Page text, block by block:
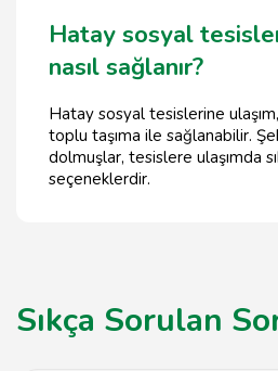
Hatay sosyal
nasıl sağlanır?
Hatay sosyal tesislerine
toplu taşıma ile sağlanabilir.
dolmuşlar, tesislere ulaşımda
seçeneklerdir.
Sıkça Sorulan